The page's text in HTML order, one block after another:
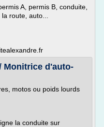
A, permis B, conduite,
route, auto...
Monitrice d'auto-
motos ou poids lourds
la conduite sur